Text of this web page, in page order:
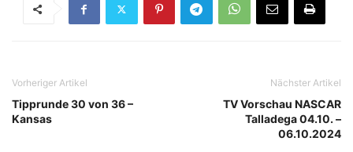
Vorheriger Artikel
Tipprunde 30 von 36 –
Kansas
Nächster Artikel
TV Vorschau NASCAR
Talladega 04.10. –
06.10.2024